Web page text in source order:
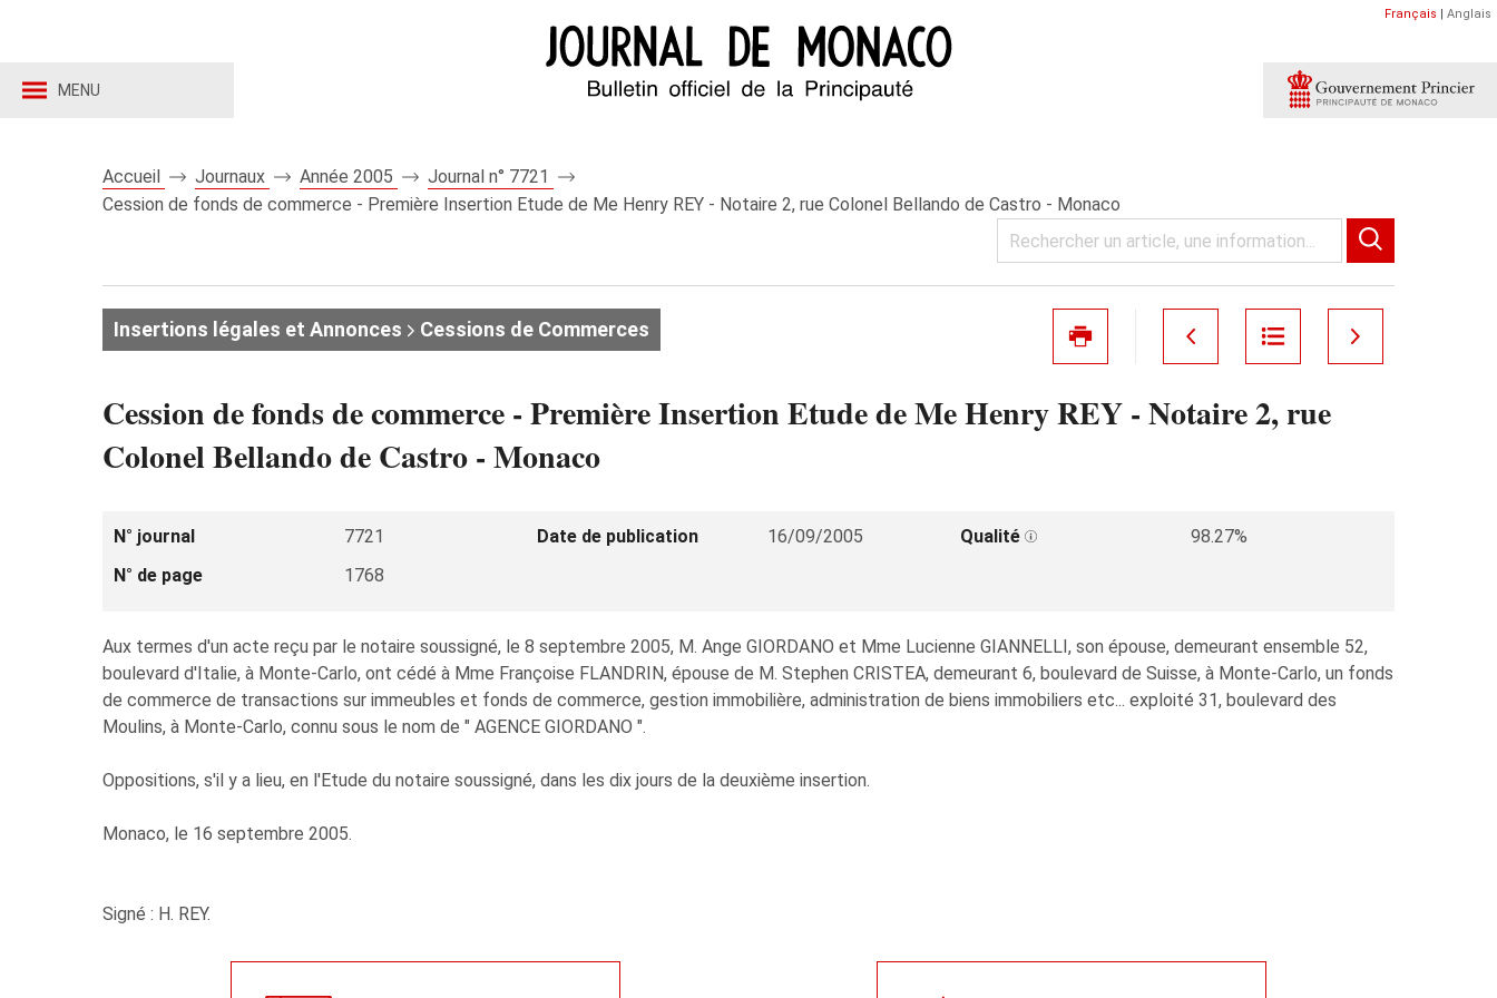
MENU
Français | Anglais
Accueil Journaux Année 2005
Journal n° 7721
Cession de fonds de commerce - Première Insertion Etude de Me Henry REY - Notaire 2, rue Colonel Bellando de Castro - Monaco
Insertions légales et Annonces Cessions de Commerces
Cession de fonds de commerce - Première Insertion Etude de Me Henry REY - Notaire 2, rue
Colonel Bellando de Castro - Monaco
N° journal 7721 Date de publication 16/09/2005 Qualité
98.27%
N° de page
1768
Aux termes d'un acte reçu par le notaire soussigné, le 8 septembre 2005, M. Ange GIORDANO et Mme Lucienne GIANNELLI, son épouse, demeurant ensemble 52,
boulevard d'Italie, à Monte-Carlo, ont cédé à Mme Françoise FLANDRIN, épouse de M. Stephen CRISTEA, demeurant 6, boulevard de Suisse, à Monte-Carlo, un fonds
de commerce de transactions sur immeubles et fonds de commerce, gestion immobilière, administration de biens immobiliers etc... exploité 31, boulevard des
Moulins, à Monte-Carlo, connu sous le nom de " AGENCE GIORDANO ".
Oppositions, s'il y a lieu, en l'Etude du notaire soussigné, dans les dix jours de la deuxième insertion.
Monaco, le 16 septembre 2005.
Signé : H. REY.